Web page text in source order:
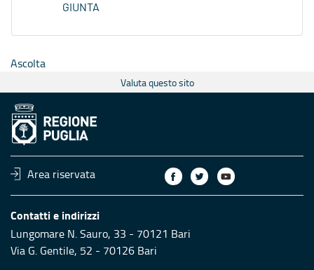
GIUNTA
Ascolta
Valuta questo sito
Area riservata
Contatti e indirizzi
Lungomare N. Sauro, 33 - 70121 Bari
Via G. Gentile, 52 - 70126 Bari